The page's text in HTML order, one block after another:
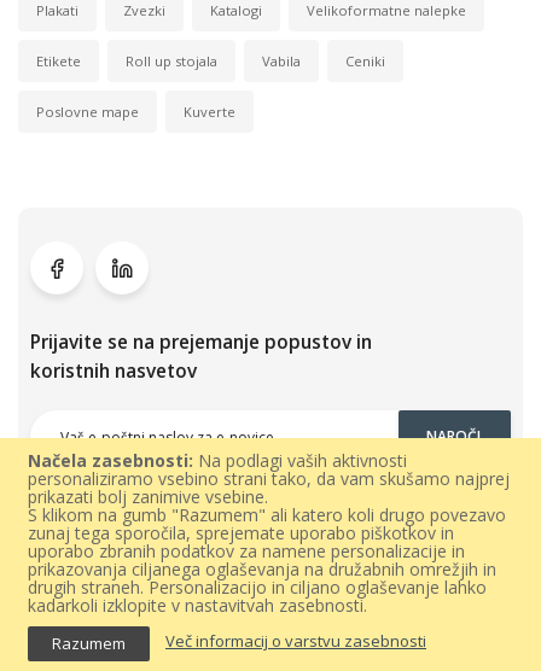
Načela zasebnosti: Na podlagi vaših aktivnosti
personaliziramo vsebino strani tako, da vam skušamo najprej
prikazati bolj zanimive vsebine.
S klikom na gumb "Razumem" ali katero koli drugo povezavo
zunaj tega sporočila, sprejemate uporabo piškotkov in
uporabo zbranih podatkov za namene personalizacije in
prikazovanja ciljanega oglaševanja na družabnih omrežjih in
drugih straneh. Personalizacijo in ciljano oglaševanje lahko
kadarkoli izklopite v nastavitvah zasebnosti.
Razumem
Več informacij o varstvu zasebnosti
Plakati Zvezki Katalogi Velikoformatne nalepke
Etikete Roll up stojala Vabila Ceniki
Poslovne mape Kuverte
Prijavite se na prejemanje popustov in
koristnih nasvetov
NAROČI
Vse pravice pridržane 300dpi.com © 2021 |
Splošni pogoji poslovanja
|Varovanje podatkov